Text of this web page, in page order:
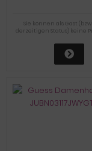
Sie können als Gast
derzeitigen Status) keine